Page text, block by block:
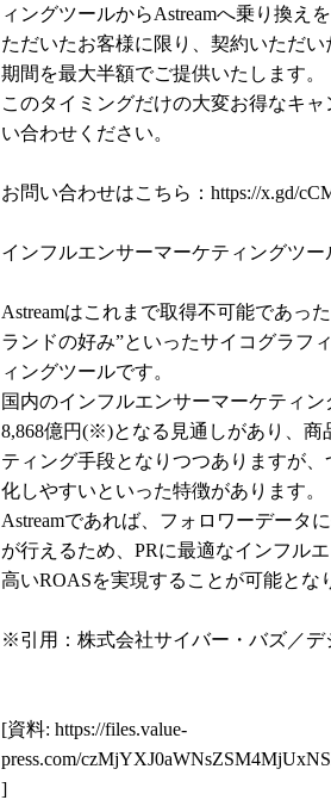
ィングツールからAstreamへ乗り換え
ただいたお客様に限り、契約いただい
期間を最大半額でご提供いたします。
このタイミングだけの大変お得なキ
い合わせください。
お問い合わせはこちら： https://x.gd/
インフルエンサーマーケティングツ
Astreamはこれまで取得不可能であっ
ランドの好み”といったサイコグラフ
ィングツールです。
国内のインフルエンサーマーケティ
8,868億円(※)となる見通しがあり、
ティング手段となりつつありますが
化しやすいといった特徴があります。
Astreamであれば、フォロワーデータ
が行えるため、PRに最適なインフル
高いROASを実現することが可能とな
※引用：株式会社サイバー・バズ／デ
[資料: https://files.value-
press.com/
]